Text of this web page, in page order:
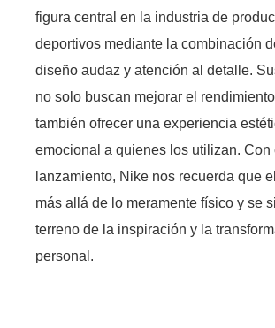
figura central en la industria de
deportivos mediante la combinación
diseño audaz y atención al detalle.
no solo buscan mejorar el
también ofrecer una experiencia
emocional a quienes los utilizan. Con
lanzamiento, Nike nos recuerda que
más allá de lo meramente físico y se
terreno de la inspiración y la
personal.